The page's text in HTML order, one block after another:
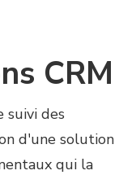
CRM
suivi des
d'une solution
qui la